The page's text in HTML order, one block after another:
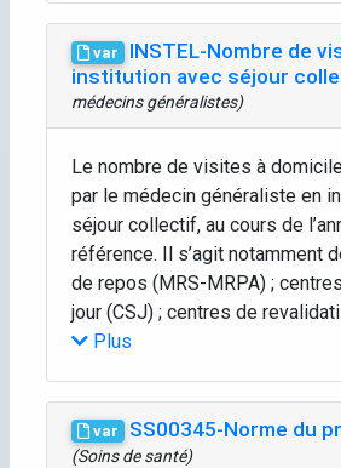
var
INSTEL-Nombre de
institution avec séjour
médecins généralistes)
Le nombre de visites à
par le médecin généraliste en
séjour collectif, au cours de
référence. Il s’agit notamment
de repos (MRS-MRPA) ;
jour (CSJ) ; centres de
Plus
var SS00345-Norme du
(Soins de santé)